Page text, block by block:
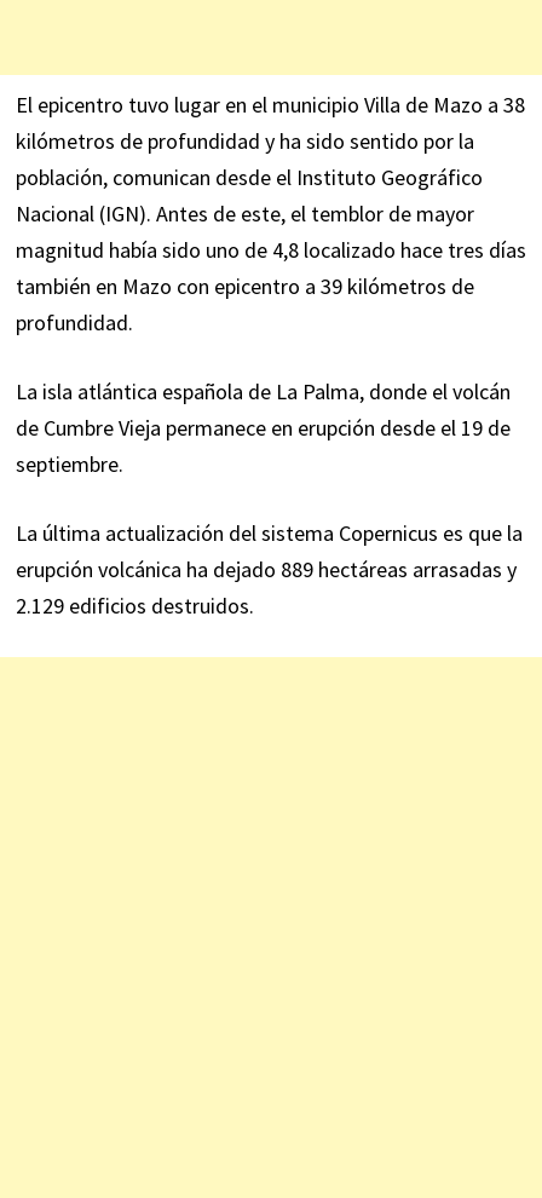
El epicentro tuvo lugar en el municipio Villa de Mazo a 38
kilómetros de profundidad y ha sido sentido por la
población, comunican desde el Instituto Geográfico
Nacional (IGN). Antes de este, el temblor de mayor
magnitud había sido uno de 4,8 localizado hace tres días
también en Mazo con epicentro a 39 kilómetros de
profundidad.
La isla atlántica española de La Palma, donde el volcán
de Cumbre Vieja permanece en erupción desde el 19 de
septiembre.
La última actualización del sistema Copernicus es que la
erupción volcánica ha dejado 889 hectáreas arrasadas y
2.129 edificios destruidos.